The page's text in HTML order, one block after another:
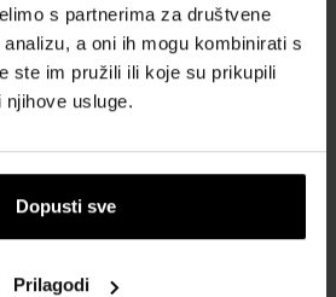
s partnerima za društvene
a oni ih mogu kombinirati s
ste im pružili ili koje su prikupili
usluge.
Dopusti sve
Prilagodi
21,00 €
Maison Alhambra Infini